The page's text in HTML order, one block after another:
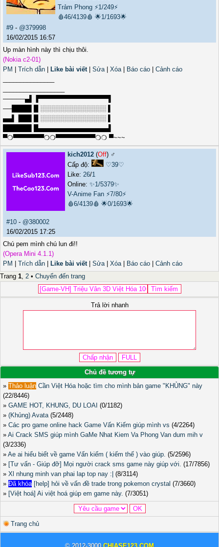
Trảm Phong ⚡1/249⚡
🩸46/4139🩸 🌟1/1693🌟
#9 - @379998
16/02/2015 16:57
Up màn hình này thì chịu thôi.
(Nokia c2-01)
PM | Trích dẫn | Like bài viết | Sửa | Xóa | Báo cáo | Cảnh cáo
─────▄▌▐▀▀▀▀▀▀▀▀▀▀▀▀▀▀▀▀▌
──████▌█ ░░░░░░░░░░░░░░░ ▌
▄▄▌▐██▌█ ░░░░░░░░░░░░░░░ ▌
██████▌█▄▄▄▄▄▄▄▄▄▄▄▄▄▄▄▄▌
▀❍▀▀▀▀▀▀▀❍❍▀▀▀▀▀▀▀▀▀❍❍ ▀~~~
kich2012 (Off) ♂️
Cấp độ:
♡39♡
Like: 26/1
Online: ✨1/5379✨
V-Anime Fan ⚡7/80⚡
🩸6/4139🩸 🌟0/1693🌟
#10 - @380002
16/02/2015 17:25
Chú pem mình chú lun đi!!
(Opera Mini 4.1.1)
PM | Trích dẫn | Like bài viết | Sửa | Xóa | Báo cáo | Cảnh cáo
Trang 1 2 • Chuyển đến trang
Trả lời nhanh
Chủ đề tương tự
» Thảo luận Cần Việt Hóa hoặc tìm cho mình bản game "KHỦNG" này
(22/8446)
» GAME HOT, KHUNG, DU LOAI (0/1182)
» (Khủng) Avata (5/2448)
» Các pro game online hack Game Vấn Kiếm giúp mình vs (4/2264)
» Ai Crack SMS giúp mình GaMe Nhat Kiem Va Phong Van dum mih v
(3/2336)
» Ae ai hiểu biết về game Vấn kiếm ( kiếm thế ) vào giúp. (5/2596)
» [Tư vấn - Giúp đỡ] Mọi người crack sms game này giúp với. (17/7856)
» Xl nhung minh van phai lap top nay :| (8/3114)
» Đã khóa [help] hỏi về vấn đề trade trong pokemon crystal (7/3660)
» [Việt hoá] Ai việt hoá giúp em game này. (7/3051)
Trang chủ